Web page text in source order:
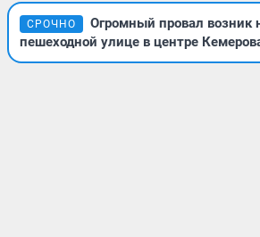
СРОЧНО
Огромный провал возник
пешеходной улице в центре